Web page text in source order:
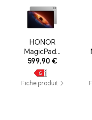
HONOR
MagicPad4
–
12+256Go,
599,90 €
Fiche produit